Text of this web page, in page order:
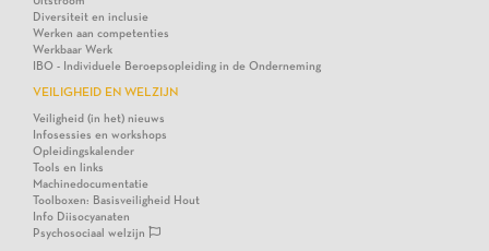
Diversiteit en inclusie
Werken aan competenties
Werkbaar Werk
IBO - Individuele Beroepsopleiding in de Onderneming
VEILIGHEID EN WELZIJN
Veiligheid (in het) nieuws
Infosessies en workshops
Opleidingskalender
Tools en links
Machinedocumentatie
Toolboxen: Basisveiligheid Hout
Info Diisocyanaten
Psychosociaal welzijn